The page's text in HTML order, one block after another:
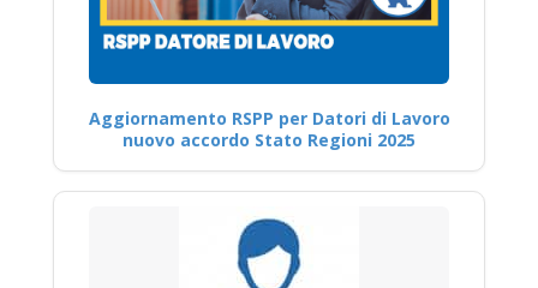
Aggiornamento RSPP per Datori di Lavoro
nuovo accordo Stato Regioni 2025